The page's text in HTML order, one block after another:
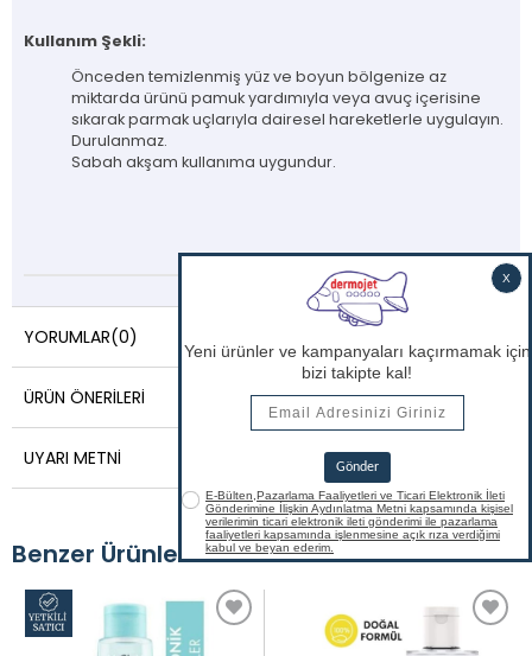
Kullanım Şekli:
Önceden temizlenmiş yüz ve boyun bölgenize az
miktarda ürünü pamuk yardımıyla veya avuç içerisine
sıkarak parmak uçlarıyla dairesel hareketlerle uygulayın.
Durulanmaz.
Sabah akşam kullanıma uygundur.
YORUMLAR(0)
ÜRÜN ÖNERILERI
UYARI METNI
Benzer Ürünler